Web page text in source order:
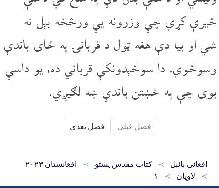
څیرې کړي چې وزرونه یې ورڅخه بېل نه
شي او بیا دې هغه ټول د قربانۍ په ځای باندې
وسوځوي. دا سوځېدونکې قرباني ده، یو داسې
بوی چې په څښتن باندې ښه لګیږي.
فصل قبلی فصل بعدی
افغانی بائبل کتاب مقدس پشتو
افغانستان ۲۰۲۳
لاویان
۱